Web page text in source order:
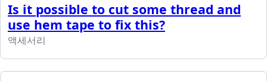
Is it possible to cut some thread and
use hem tape to fix this?
액세서리